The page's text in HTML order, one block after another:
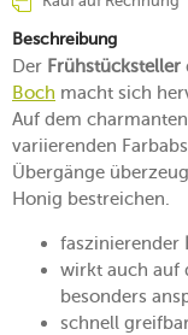
Beschreibung
Der Frühstücksteller
Boch macht sich
Auf dem charmanten
variierenden
Übergänge
Honig bestreichen.
faszinierender
wirkt auch auf
besonders
schnell